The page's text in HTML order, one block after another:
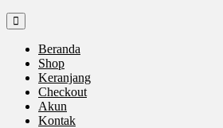
Beranda
Shop
Keranjang
Checkout
Akun
Kontak